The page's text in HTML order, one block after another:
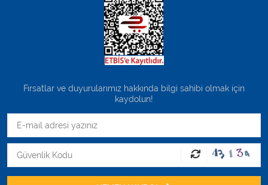
Fırsatlar ve duyurularımız hakkında bilgi sahibi olmak için
kaydolun!